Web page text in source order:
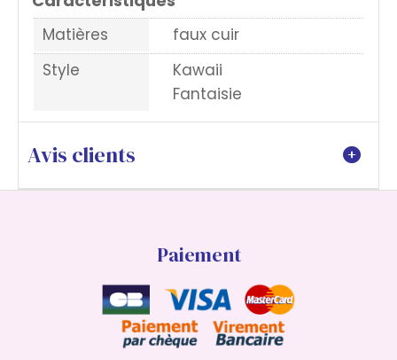
Matières
faux cuir
Style
Kawaii
Fantaisie
Avis clients
Paiement